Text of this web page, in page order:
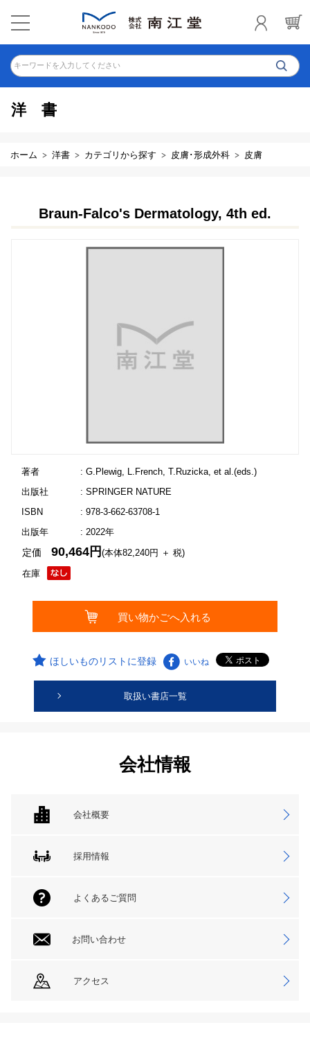
キーワードを入力してください
洋書
ホーム 洋書 カテゴリから探す 皮膚･形成外科 皮膚
Braun-Falco's Dermatology, 4th ed.
著者
: G.Plewig, L.French, T.Ruzicka, et al.(eds.)
出版社
: SPRINGER NATURE
ISBN
: 978-3-662-63708-1
出版年
: 2022年
在庫
定価90,464円(本体82,240円 ＋ 税)
ほしいものリストに登録 いいね
取扱い書店一覧
会社情報
会社概要
採用情報
よくあるご質問
お問い合わせ
アクセス